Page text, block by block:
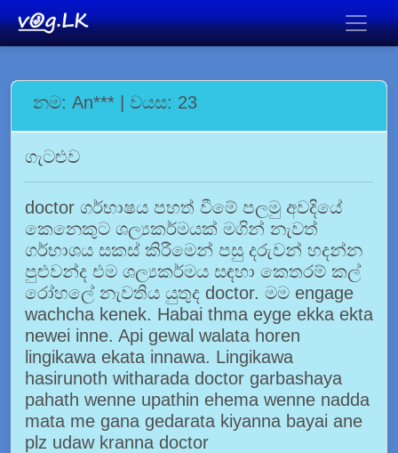
නම: An*** | වයස: 23
ගැටළුව
doctor ගර්භාෂය පහත් වීමේ පලමු අවදියේ
කෙනෙකුට ශල්‍යකර්මයක් මගින් නැවත්
ගර්භාශය සකස් කිරීමෙන් පසු දරුවන් හදන්න
පුළුවන්ද එම ශල්‍යකර්මය සඳහා කෙතරම් කල්
රෝහලේ නැවතිය යුතුද doctor. මම engage
wachcha kenek. Habai thma eyge ekka ekta
newei inne. Api gewal walata horen
lingikawa ekata innawa. Lingikawa
hasirunoth witharada doctor garbashaya
pahath wenne upathin ehema wenne nadda
mata me gana gedarata kiyanna bayai ane
plz udaw kranna doctor